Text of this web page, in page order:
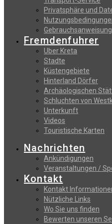
Privatsphäre und
Fremdenfuhrer
Uber Kreta
Stadte
Küstengebiete
Hinterland Dörfer
Archäologischen
Schluchten von
Unterkunft
Videos
Touristische Karten
Nachrichten
Ankündigungen
Veranstaltungen /
Kontakt
Kontakt
Nützliche Links
Wo Sie uns finden
Bewerten unseren